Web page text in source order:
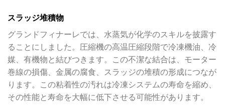
スラッジ堆積物
グランドフィナーレでは、水蒸気が化学のスキルを披露す
ることにしました。圧縮機の高温圧縮段階で冷凍機油、冷
媒、有機物と結びつきます。この不潔な結合は、モーター
巻線の損傷、金属の腐食、スラッジの堆積の形成につなが
ります。この粘着性の汚れは冷凍システムの寿命を縮め、
その性能と寿命を大幅に低下させる可能性があります。